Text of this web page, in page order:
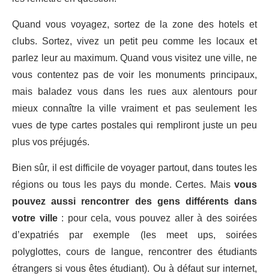
Quand vous voyagez, sortez de la zone des hotels et
clubs. Sortez, vivez un petit peu comme les locaux et
parlez leur au maximum. Quand vous visitez une ville, ne
vous contentez pas de voir les monuments principaux,
mais baladez vous dans les rues aux alentours pour
mieux connaître la ville vraiment et pas seulement les
vues de type cartes postales qui rempliront juste un peu
plus vos préjugés.
Bien sûr, il est difficile de voyager partout, dans toutes les
régions ou tous les pays du monde. Certes. Mais vous
pouvez aussi rencontrer des gens différents dans
votre ville: pour cela, vous pouvez aller à des soirées
d’expatriés par exemple (les meet ups, soirées
polyglottes, cours de langue, rencontrer des étudiants
étrangers si vous êtes étudiant). Ou à défaut sur internet,